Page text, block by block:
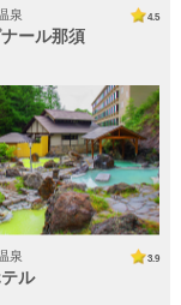
泉 4.5
ール那須
泉 3.9
ル